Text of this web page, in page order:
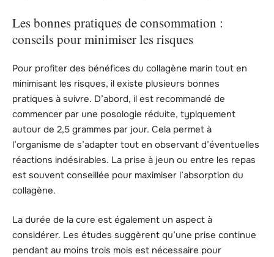
Les bonnes pratiques de consommation :
conseils pour minimiser les risques
Pour profiter des bénéfices du collagène marin tout en
minimisant les risques, il existe plusieurs bonnes
pratiques à suivre. D’abord, il est recommandé de
commencer par une posologie réduite, typiquement
autour de 2,5 grammes par jour. Cela permet à
l’organisme de s’adapter tout en observant d’éventuelles
réactions indésirables. La prise à jeun ou entre les repas
est souvent conseillée pour maximiser l’absorption du
collagène.
La durée de la cure est également un aspect à
considérer. Les études suggèrent qu’une prise continue
pendant au moins trois mois est nécessaire pour